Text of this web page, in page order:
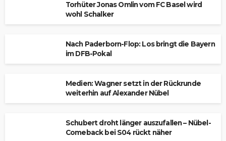
Torhüter Jonas Omlin vom FC Basel wird
wohl Schalker
Nach Paderborn-Flop: Los bringt die Bayern
im DFB-Pokal
Medien: Wagner setzt in der Rückrunde
weiterhin auf Alexander Nübel
Schubert droht länger auszufallen – Nübel-
Comeback bei S04 rückt näher